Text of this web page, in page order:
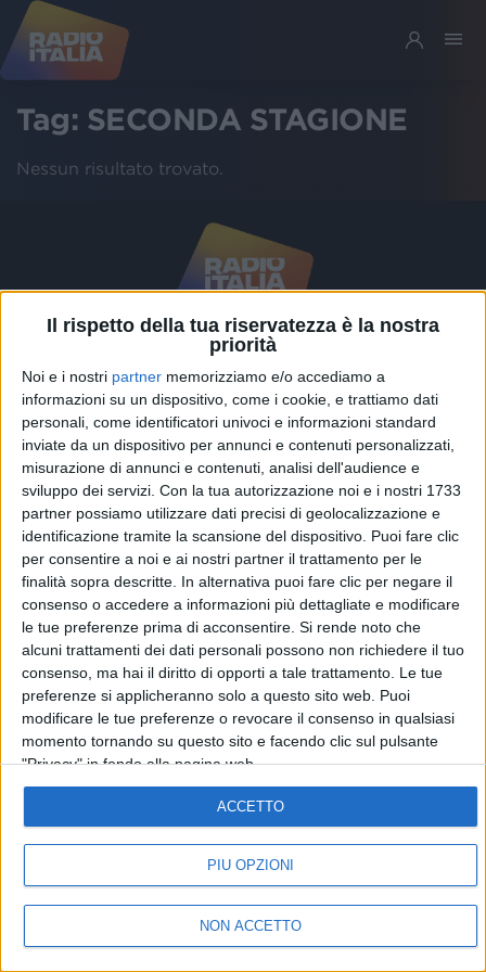
Il rispetto della tua riservatezza è la nostra
priorità
Noi e i nostri partner memorizziamo e/o accediamo a
informazioni su un dispositivo, come i cookie, e trattiamo dati
personali, come identificatori univoci e informazioni standard
inviate da un dispositivo per annunci e contenuti personalizzati,
misurazione di annunci e contenuti, analisi dell'audience e
sviluppo dei servizi. Con la tua autorizzazione noi e i nostri 1733
partner possiamo utilizzare dati precisi di geolocalizzazione e
identificazione tramite la scansione del dispositivo. Puoi fare clic
per consentire a noi e ai nostri partner il trattamento per le
finalità sopra descritte. In alternativa puoi fare clic per negare il
consenso o accedere a informazioni più dettagliate e modificare
le tue preferenze prima di acconsentire. Si rende noto che
alcuni trattamenti dei dati personali possono non richiedere il tuo
consenso, ma hai il diritto di opporti a tale trattamento. Le tue
preferenze si applicheranno solo a questo sito web. Puoi
modificare le tue preferenze o revocare il consenso in qualsiasi
momento tornando su questo sito e facendo clic sul pulsante
"Privacy" in fondo alla pagina web.
PIÙ OPZIONI
NON ACCETTO
ACCETTO
Tag: SECONDA STAGIONE
Nessun risultato trovato.
Privacy Lavora con noi
Pubblicita' Regolamenti
Mobile Radio Italia Tv
SEGUICI
© 2026RADIO ITALIA S.p.A. P.IVA 06832230152 | Tutti i diritti riservati. Per
le opere dell'ingegno contenute nel sito sono stati assolti gli obblighi
derivanti dalla normativa dei diritti d'autore e dei diritti connessi.
Capitale Sociale € 580.000,00 interamente versato. Iscr. Reg. Imprese
Milano - C.F. e n° iscrizione 06832230152. Iscritta al R.E.A. di Milano al n°
1125258. Testata giornalistica Registrata n°286 - 3 Aprile 1987.
Sede Amministrativa: Viale Europa 49, 20093 Cologno Monzese (Mi)
|Tel. +39 02 254441 | Fax +39 02 25444220